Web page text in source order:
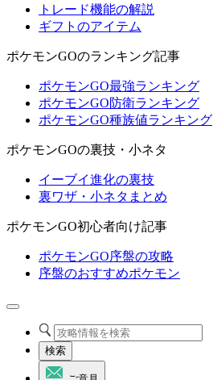
トレード機能の解説
ギフトのアイテム
ポケモンGOのランキング記事
ポケモンGO最強ランキング
ポケモンGO防衛ランキング
ポケモンGO種族値ランキング
ポケモンGOの裏技・小ネタ
イーブイ進化の裏技
裏ワザ・小ネタまとめ
ポケモンGO初心者向け記事
ポケモンGO序盤の攻略
序盤のおすすめポケモン
検索